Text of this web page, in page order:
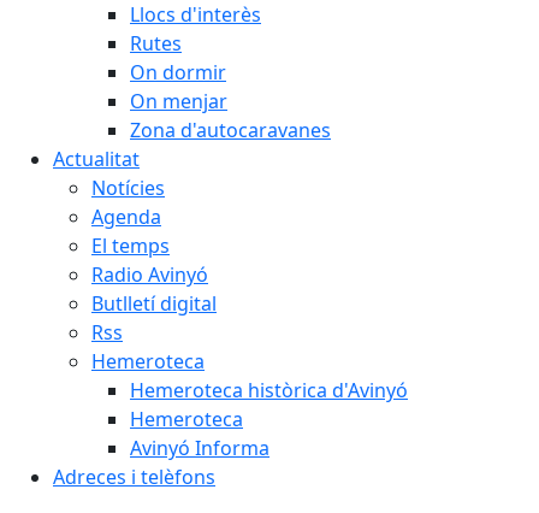
Llocs d'interès
Rutes
On dormir
On menjar
Zona d'autocaravanes
Actualitat
Notícies
Agenda
El temps
Radio Avinyó
Butlletí digital
Rss
Hemeroteca
Hemeroteca històrica d'Avinyó
Hemeroteca
Avinyó Informa
Adreces i telèfons